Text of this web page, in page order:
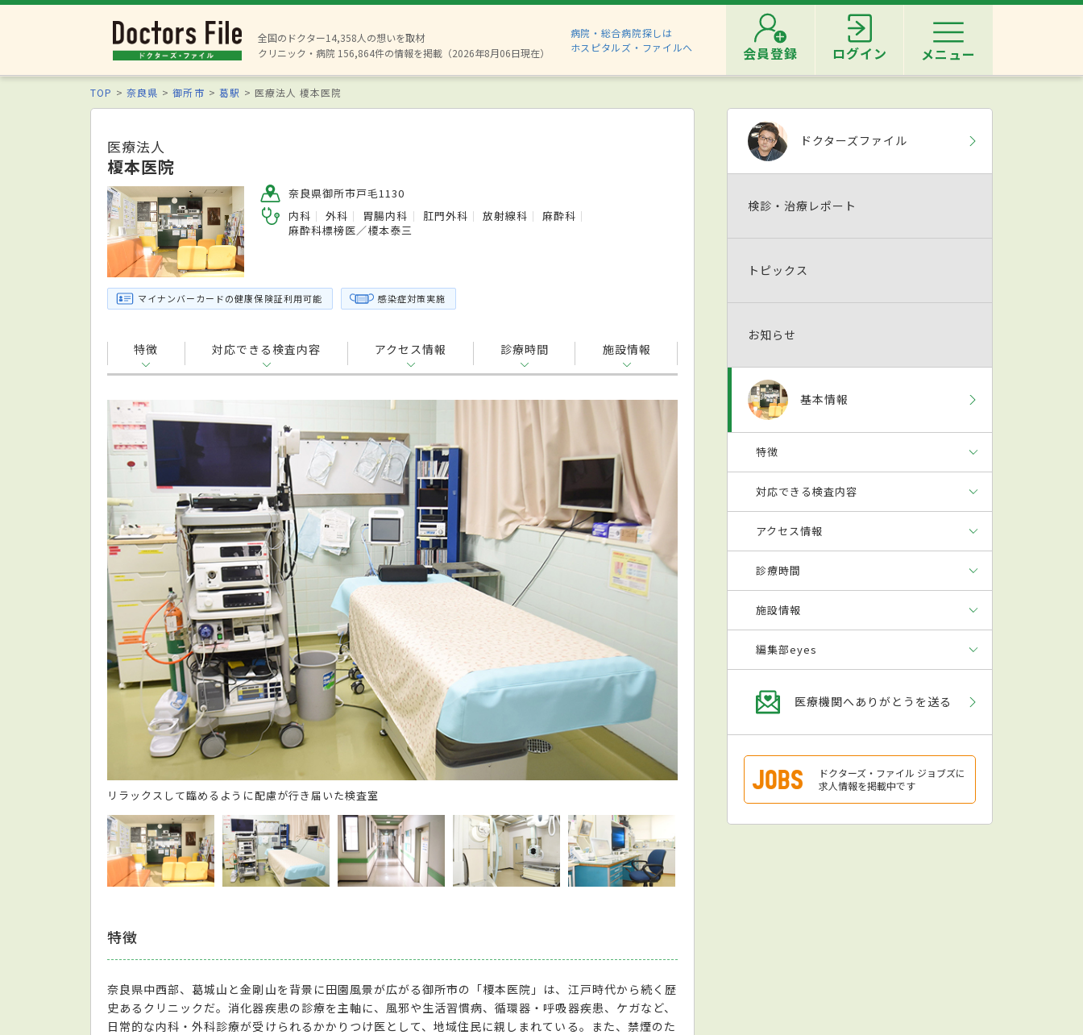
全国のドクター14,358人の想いを取材
クリニック・病院 156,864件の情報を掲載（2026年8月06日現在）
病院・総合病院探しは
ホスピタルズ・ファイルへ
会員登録 ログイン メニュー
TOP 奈良県 御所市 葛駅 医療法人 榎本医院
医療法人
榎本医院
奈良県御所市戸毛1130
内科
外科 胃腸内科 肛門外科 放射線科
麻酔科
麻酔科標榜医／榎本泰三
マイナンバーカードの健康保険証利用可能 感染症対策実施
特徴 対応できる検査内容 アクセス情報 診療時間 施設情報
リラックスして臨めるように配慮が行き届いた検査室 日の光が差し込む採光抜群の明るい廊下
特徴
奈良県中西部、葛城山と金剛山を背景に田園風景が広がる御所市の「榎本医院」は、江戸時代から続く歴
史あるクリニックだ。消化器疾患の診療を主軸に、風邪や生活習慣病、循環器・呼吸器疾患、ケガなど、
日常的な内科・外科診療が受けられるかかりつけ医として、地域住民に親しまれている。また、禁煙のた
ドクターズファイル
検診・治療レポート
トピックス
お知らせ
基本情報
特徴
対応できる検査内容
アクセス情報
診療時間
施設情報
編集部eyes
医療機関へありがとうを送る
ドクターズ・ファイル ジョブズに
求人情報を掲載中です